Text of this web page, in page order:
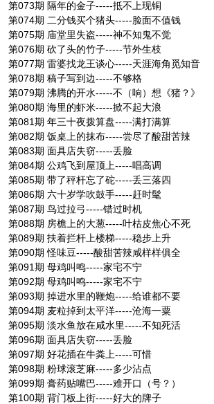
第073期 隔年的金子-----抵不上现铜
第074期 二分钱买个猪头-----脸面不值钱
第075期 庙堂里失盗-----神不知鬼不觉
第076期 砍了头的竹子-----节外生枝
第077期 雷婆找龙王谈心-----天涯海角觅知音
第078期 稿子写到边-----不够格
第079期 沸腾的开水-----不（响）想《猪？》
第080期 海里的虾米-----掀不起大浪
第081期 年三十夜拨算盘-----满打满算
第082期 饭桌上的抹布-----尝尽了酸甜苦辣
第083期 面具店失窃-----丢脸
第084期 公鸡飞到屋顶上-----唱高调
第085期 带了秤杆忘了砣-----丢三落四
第086期 六十岁学吹鼓手-----赶时髦
第087期 鸟过拉弓-----错过时机
第088期 房檐上的大葱-----叶枯皮焦心不死
第089期 扶着拦杆上楼梯-----稳步上升
第090期 怪味豆-----酸甜苦辣咸样样俱全
第091期 母鸡叫鸣-----家宅不宁
第092期 母鸡叫鸣-----家宅不宁
第093期 掉进水里的鞭炮-----给谁都不要
第094期 麦粒掉到太平洋-----沧海一粟
第095期 淡水鱼放在咸水里-----不知死活
第096期 面具店失窃-----丢脸
第097期 好花插在牛粪上-----可惜
第098期 粉球滚芝麻-----多少沾点
第099期 膏药贴嘴巴-----难开口（号？）
第100期 背门板上街-----好大的牌子